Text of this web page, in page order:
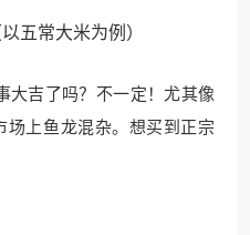
五常大米为例）
大吉了吗？不一定！尤其像
场上鱼龙混杂。想买到正宗